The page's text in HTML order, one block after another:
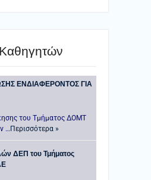
ΕΝΔΙΑΦΕΡΟΝΤΟΣ ΓΙΑ
του Τμήματος ΔΟΜΤ
… Περισσότερα »
ΔΕΠ του Τμήματος